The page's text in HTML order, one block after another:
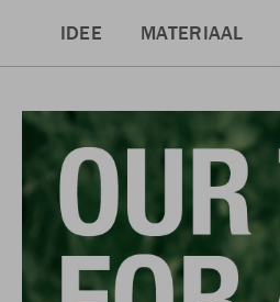
IDEE MATERIAAL